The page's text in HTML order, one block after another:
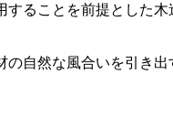
することを前提とした木
の自然な風合いを引き出